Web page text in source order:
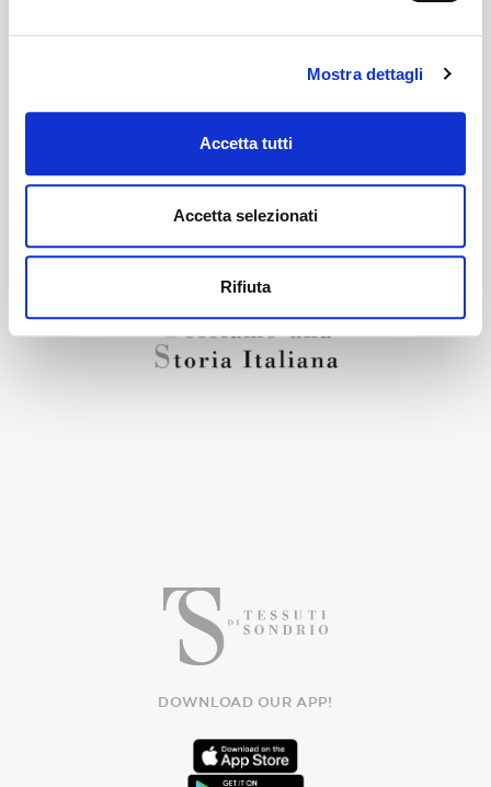
Mostra dettagli
Accetta tutti
Accetta selezionati
Rifiuta
Are you interested in this fabric?
DOWNLOAD OUR APP!